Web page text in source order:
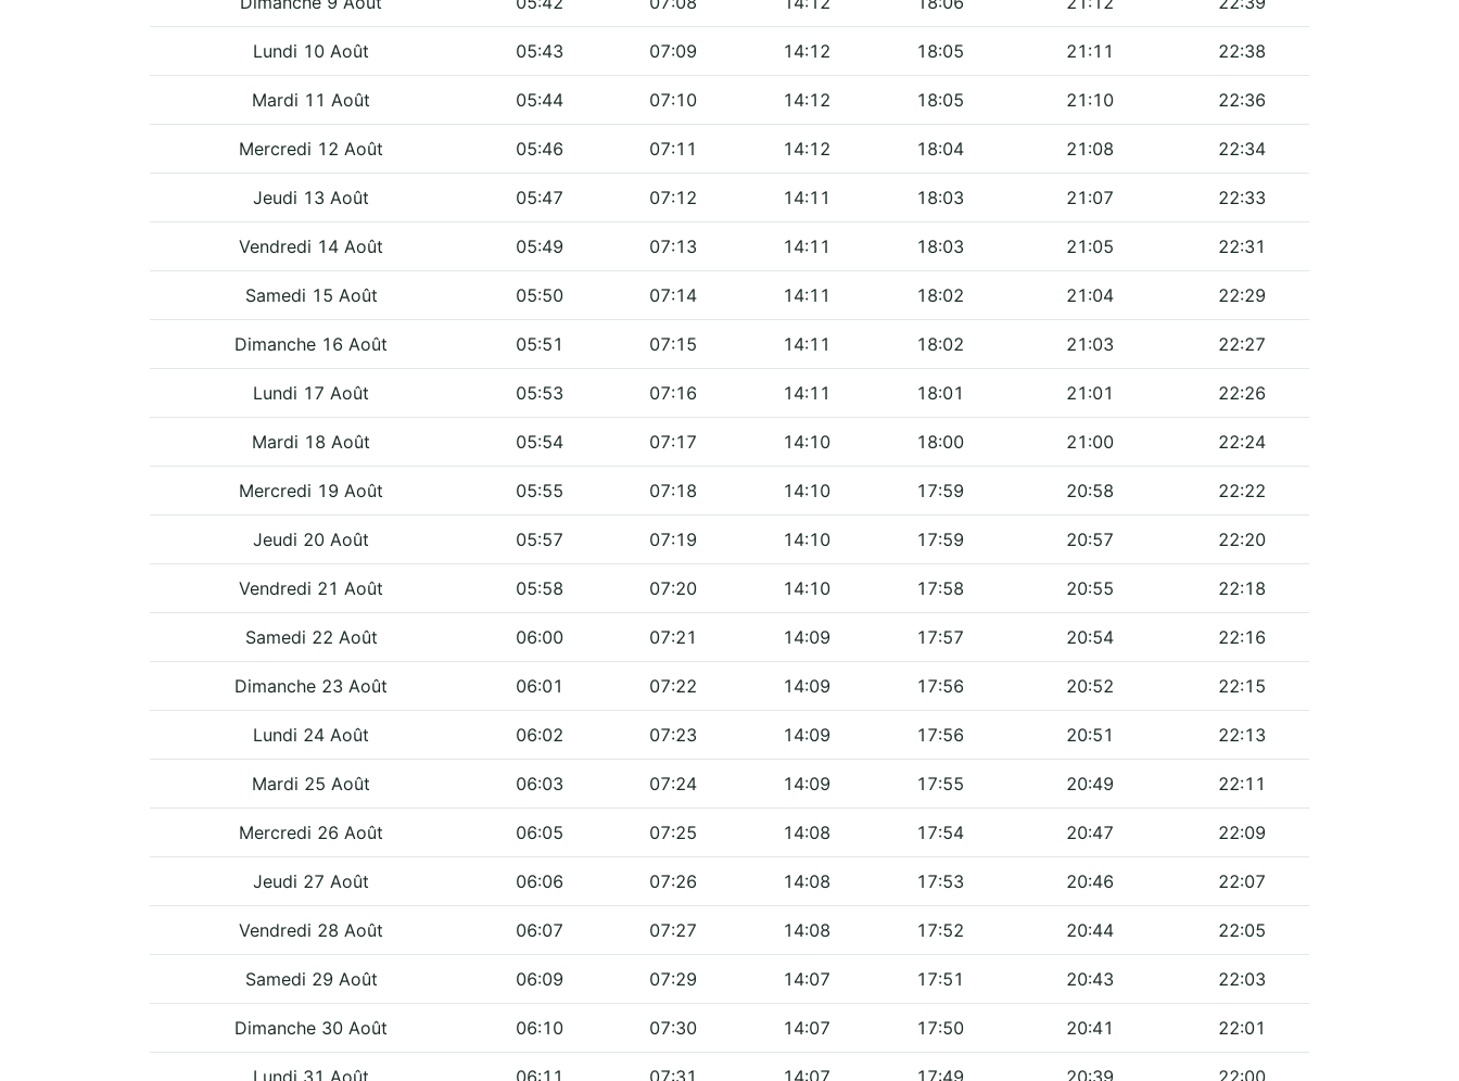
Lundi 10 Août 05:43 07:09 14:12 18:05 21:11 22:38
Mardi 11 Août 05:44 07:10 14:12 18:05 21:10 22:36
Mercredi 12 Août 05:46 07:11 14:12 18:04 21:08 22:34
Jeudi 13 Août 05:47 07:12 14:11 18:03 21:07 22:33
Vendredi 14 Août 05:49 07:13 14:11 18:03 21:05 22:31
Samedi 15 Août 05:50 07:14 14:11 18:02 21:04 22:29
Dimanche 16 Août 05:51 07:15 14:11 18:02 21:03 22:27
Lundi 17 Août 05:53 07:16 14:11 18:01 21:01 22:26
Mardi 18 Août 05:54 07:17 14:10 18:00 21:00 22:24
Mercredi 19 Août 05:55 07:18 14:10 17:59 20:58 22:22
Jeudi 20 Août 05:57 07:19 14:10 17:59 20:57 22:20
Vendredi 21 Août 05:58 07:20 14:10 17:58 20:55 22:18
Samedi 22 Août 06:00 07:21 14:09 17:57 20:54 22:16
Dimanche 23 Août 06:01 07:22 14:09 17:56 20:52 22:15
Lundi 24 Août 06:02 07:23 14:09 17:56 20:51 22:13
Mardi 25 Août 06:03 07:24 14:09 17:55 20:49 22:11
Mercredi 26 Août 06:05 07:25 14:08 17:54 20:47 22:09
Jeudi 27 Août 06:06 07:26 14:08 17:53 20:46 22:07
Vendredi 28 Août 06:07 07:27 14:08 17:52 20:44 22:05
Samedi 29 Août 06:09 07:29 14:07 17:51 20:43 22:03
Dimanche 30 Août 06:10 07:30 14:07 17:50 20:41 22:01
Lundi 31 Août 06:11 07:31 14:07 17:49 20:39 22:00